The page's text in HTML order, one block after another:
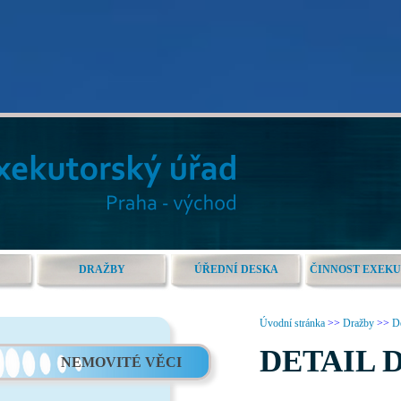
DRAŽBY ÚŘEDNÍ DESKA ČINNOST
NEMOVITÉ VĚCI
Úvodní stránka >> Dražby >>
DETAIL